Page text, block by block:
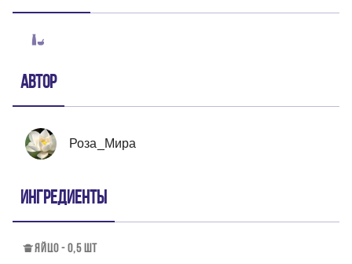
Автор
Роза_Мира
Ингредиенты
ЯЙЦО - 0,5 ШТ